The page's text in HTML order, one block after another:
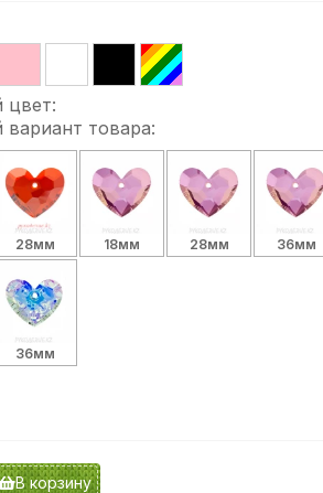
цвет:
товара:
28мм 18мм 28мм 36мм
36мм
В корзину